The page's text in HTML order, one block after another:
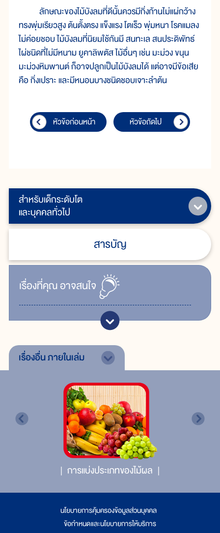
สำหรับเด็กระดับโต
และบุคคลทั่วไป
สารบัญ
เรื่ิองที่คุณอาจสนใจ
ลักษณะของไม้บังลมที่ดีนั้นควรมีกิ่งก้านไม่แผ่กว้าง
ทรงพุ่มเรียวสูง ต้นตั้งตรง แข็งแรง โตเร็ว พุ่มหนา โรคแมลง
ไม่ค่อยชอบ ไม้บังลมที่นิยมใช้กันมี สนทะเล สนประดิพัทธ์
ไผ่ชนิดที่ไม่มีหนาม ยูคาลิพตัส ไม้อื่นๆ เช่น มะม่วง ขนุน
มะม่วงหิมพานต์ ก็อาจปลูกเป็นไม้บังลมได้ แต่อาจมีข้อเสีย
คือ กิ่งเปราะ และมีหนอนบางชนิดชอบเจาะลำต้น
หัวข้อก่อนหน้า หัวข้อถัดไป
เรื่องอื่นภายในเล่ม
การแบ่งประเภทของไม้ผล
นโยบายการคุ้มครองข้อมูลส่วนบุคคล
ข้อกำหนดและนโยบายการให้บริการ